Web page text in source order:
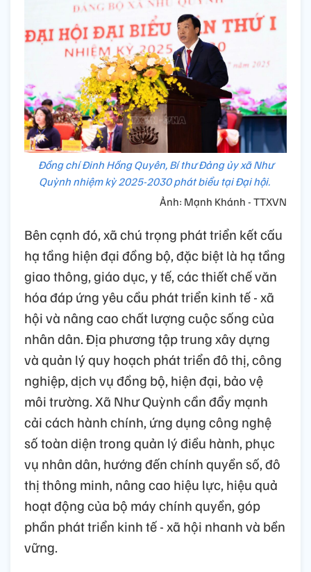
Đồng chí Đinh Hồng Quyên, Bí thư Đảng ủy xã Như
Quỳnh nhiệm kỳ 2025-2030 phát biểu tại Đại hội.
Ảnh: Mạnh Khánh - TTXVN
Bên cạnh đó, xã chú trọng phát triển kết cấu
hạ tầng hiện đại đồng bộ, đặc biệt là hạ tầng
giao thông, giáo dục, y tế, các thiết chế văn
hóa đáp ứng yêu cầu phát triển kinh tế - xã
hội và nâng cao chất lượng cuộc sống của
nhân dân. Địa phương tập trung xây dựng
và quản lý quy hoạch phát triển đô thị, công
nghiệp, dịch vụ đồng bộ, hiện đại, bảo vệ
môi trường. Xã Như Quỳnh cần đẩy mạnh
cải cách hành chính, ứng dụng công nghệ
số toàn diện trong quản lý điều hành, phục
vụ nhân dân, hướng đến chính quyền số, đô
thị thông minh, nâng cao hiệu lực, hiệu quả
hoạt động của bộ máy chính quyền, góp
phần phát triển kinh tế - xã hội nhanh và bền
vững.